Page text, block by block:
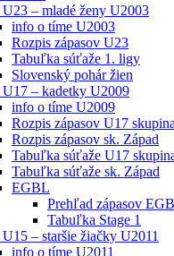
– mladé ženy U2003
info o tíme U2003
Rozpis zápasov U23
Tabuľka súťaže 1. ligy
Slovenský pohár žien
– kadetky U2009
info o tíme U2009
Rozpis zápasov U17
Rozpis zápasov sk. Západ
Tabuľka súťaže U17
Tabuľka súťaže sk. Západ
EGBL
Prehľad zápasov
Tabuľka Stage 1
– staršie žiačky U2011
info o tíme U2011